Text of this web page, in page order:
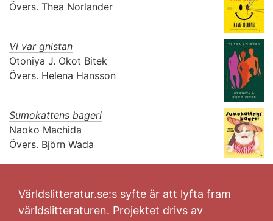
Övers. Thea Norlander
Vi var gnistan
Otoniya J. Okot Bitek
Övers. Helena Hansson
Sumokattens bageri
Naoko Machida
Övers. Björn Wada
Världslitteratur.se:s syfte är att lyfta fram
världslitteraturen. Projektet drivs av